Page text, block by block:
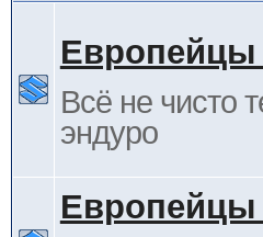
Европейцы
Всё не чисто
эндуро
Европейцы